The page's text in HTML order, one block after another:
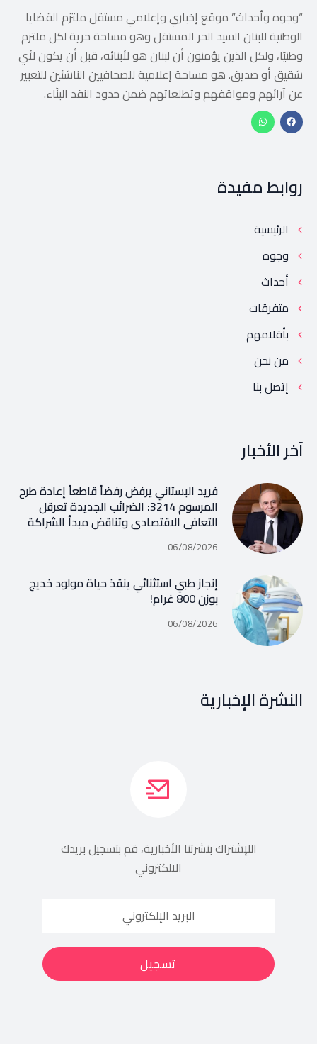
“وجوه وأحداث” موقع إخباري وإعلامي مستقل ملتزم القضايا
الوطنية للبنان السيد الحر المستقل وهو مساحة حرية لكل ملتزم
وطنيًا، ولكل الذين يؤمنون أن لبنان هو لأبنائه، قبل أن يكون لأي
شقيق أو صديق. هو مساحة إعلامية للصحافيين الناشئين للتعبير
عن آرائهم ومواقفهم وتطلعاتهم ضمن حدود النقد البنّاء.
روابط مفيدة
الرئيسية
وجوه
أحداث
متفرقات
بأقلامهم
من نحن
إتصل بنا
آخر الأخبار
فريد البستاني يرفض رفضاً قاطعاً إعادة طرح
المرسوم 3214: الضرائب الجديدة تعرقل
التعافي الاقتصادي وتناقض مبدأ الشراكة
06/08/2026
إنجاز طبي استثنائي ينقذ حياة مولود خديج
بوزن 800 غرام!
06/08/2026
النشرة الإخبارية
اللإشتراك بنشرتنا الأخبارية، قم بتسجيل بريدك
الالكتروني